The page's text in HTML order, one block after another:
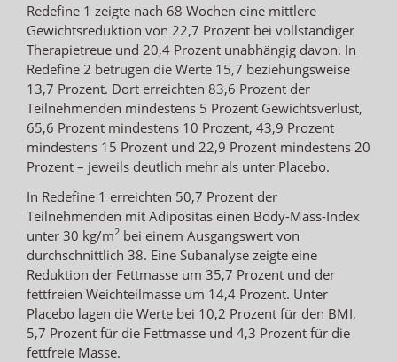
Redefine 1 zeigte nach 68 Wochen eine mittlere
Gewichtsreduktion von 22,7 Prozent bei vollständiger
Therapietreue und 20,4 Prozent unabhängig davon. In
Redefine 2 betrugen die Werte 15,7 beziehungsweise
13,7 Prozent. Dort erreichten 83,6 Prozent der
Teilnehmenden mindestens 5 Prozent Gewichtsverlust,
65,6 Prozent mindestens 10 Prozent, 43,9 Prozent
mindestens 15 Prozent und 22,9 Prozent mindestens 20
Prozent – jeweils deutlich mehr als unter Placebo.
In Redefine 1 erreichten 50,7 Prozent der
Teilnehmenden mit Adipositas einen Body-Mass-Index
unter 30 kg/m2 bei einem Ausgangswert von
durchschnittlich 38. Eine Subanalyse zeigte eine
Reduktion der Fettmasse um 35,7 Prozent und der
fettfreien Weichteilmasse um 14,4 Prozent. Unter
Placebo lagen die Werte bei 10,2 Prozent für den BMI,
5,7 Prozent für die Fettmasse und 4,3 Prozent für die
fettfreie Masse.